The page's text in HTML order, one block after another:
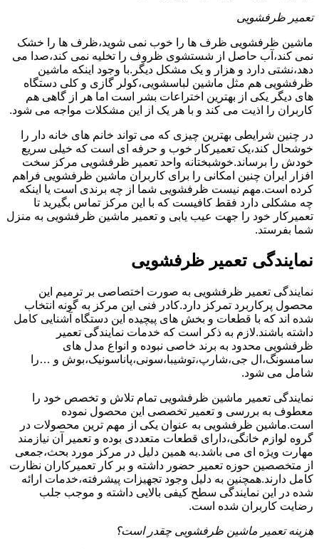
تعمیر ظرفشویی
ماشین ظرفشویی ظرف ها را خوب نمی شوید،ظرف ها را خشک
نمی کند،آب حاصل از شستشوی ظروف را تخلیه نمی کند،صدا می
دهد،نشتی دارد و هزار و یک مشکل دیگر.با وجود اینکه ماشین
ظرفشویی هم مثل ماشین لباسشویی،کولر گازی و کلی دستگاه
های دیگر یکی از بهترین اختراعات بشر است اما هر از گاهی هم
کاربران را اذیت می کند و با هر یک از این مشکلات مواجه می شود.
در چنین شرایطی بهترین چیزی که می تواند خانم های خانه دار را
خوشحال کند،یک تعمیرکار خوب و حرفه ای است که خیلی سریع
خودش را برساند.خوشبختانه واحد تعمیر ظرفشویی مرکز سخت
افزار ایران چنین امکانی را برای کاربران ماشین ظرفشویی فراهم
کرده است.مهم نیست ظرفشویی شما از چه برندی است یا اینکه
چه مشکلی دارد فقط کافیست که با این مرکز تماس بگیرید تا
تعمیرکار خود را جهت عیب یابی و تعمیر ماشین ظرفشویی به منزل
شما بفرستد.
نمایندگی تعمیر ظرفشویی
نمایندگی تعمیر ظرفشویی به صورت اختصاصی بر ترمیم این
محصول پرکاربرد تمرکز دارد.کادر فنی این مرکز به گونه انتخاب
شده اند که با قطعات و بخش های پیچیده این دستگاه آشنایی کامل
داشته باشند.لازم به ذکر است که خدمات نمایندگی تعمیر
ظرفشویی محدود به برند خاصی نبوده و انواع مدل های
سامسونگ،ال جی،شارپ،توشیبا،سونی،پاناسونیک،بوش و …را
شامل می شود.
نمایندگی تعمیر ماشین ظرفشویی تمام تلاش و تخصص خود را
معطوف به بررسی و تعمیر تخصصی این محصول نموده
است.ماشین ظرفشویی به عنوان یکی از مهم ترین محصولات در
گروه لوازم خانگی،دارای قطعات متعددی بوده و تعمیر آن نیازمند
مهارت ویژه ای می باشد.به همین دلیل در مرکز مورد بحث،جمعی
از متخصصین حوزه تعمیر حضور داشته و بر کار تعمیرکاران نظارت
کامل دارند.همچنین به دلیل وجود تجهیزات پیشرفته،خدمات ارائه
شده در این نمایندگی سطح کیفی بالایی داشته و موجب جلب
رضایت کاربران شده است.
هزینه تعمیر ماشین ظرفشویی چقدر است؟